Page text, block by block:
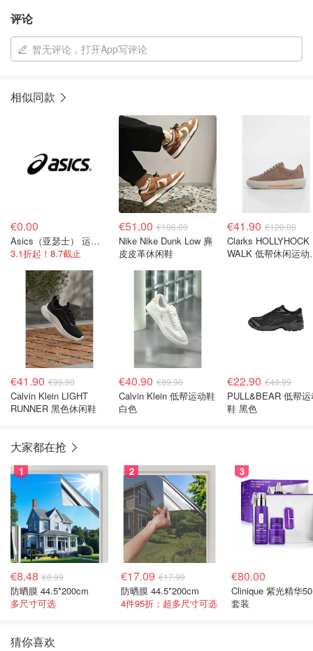
评论
暂无评论，打开App写评论
相似同款
€0.00
Asics（亚瑟士） 运动服饰
3.1折起！8.7截止
€51.00 €106.00
Nike Nike Dunk Low 麂
皮皮革休闲鞋
€41.90 €120.00
Clarks HOLLYHOCK
WALK 低帮休闲运动
€41.90 €99.90
Calvin Klein LIGHT
RUNNER 黑色休闲鞋
€40.90 €89.90
Calvin Klein 低帮运动鞋
白色
€22.90 €49.99
PULL&BEAR 低帮
鞋 黑色
大家都在抢
1
€8.48 €8.99
防晒膜 44.5*200cm
多尺寸可选
2
€17.09 €17.99
防晒膜 44.5*200cm
4件95折；超多尺寸可选
3
€80.00
Clinique 紫光精华
套装
猜你喜欢